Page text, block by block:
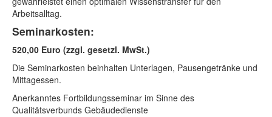
Arbeitsalltag.
Seminarkosten:
520,00 Euro (zzgl. gesetzl. MwSt.)
Die Seminarkosten beinhalten Unterlagen, Pausengetränke und
Mittagessen.
Anerkanntes Fortbildungsseminar im Sinne des
Qualitätsverbunds Gebäudedienste